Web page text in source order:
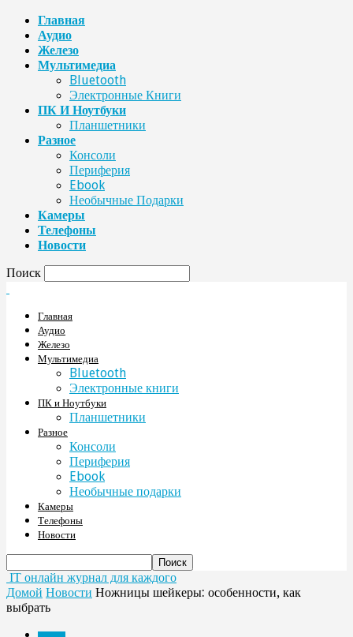
Главная
Аудио
Железо
Мультимедиа
Bluetooth
Электронные Книги
ПК И Ноутбуки
Планшетники
Разное
Консоли
Периферия
Ebook
Необычные Подарки
Камеры
Телефоны
Новости
Поиск
Главная
Аудио
Железо
Мультимедиа
Bluetooth
Электронные книги
ПК и Ноутбуки
Планшетники
Разное
Консоли
Периферия
Ebook
Необычные подарки
Камеры
Телефоны
Новости
IT онлайн журнал для каждого
Домой Новости Ножницы шейкеры: особенности, как
выбрать